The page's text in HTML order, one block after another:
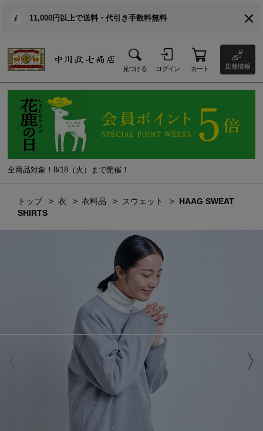
11,000円以上で送料・代引き手数料無料
見つける ログイン カート 店舗情報
全商品対象！8/18（火）まで開催！
トップ 衣 衣料品 スウェット
HAAG SWEAT
SHIRTS